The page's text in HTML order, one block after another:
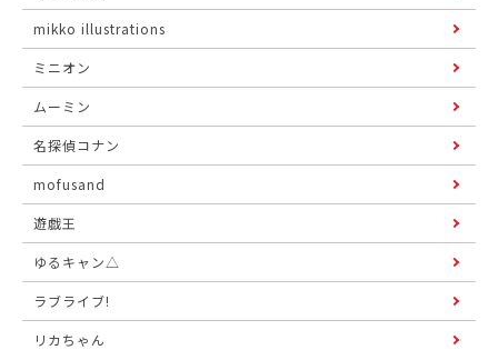
mikko illustrations
ミニオン
ムーミン
名探偵コナン
mofusand
遊戯王
ゆるキャン△
ラブライブ!
リカちゃん